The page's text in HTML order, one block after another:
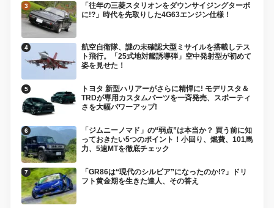
「往年の三菱スタリオンをダウンサイジングターボ
に!?」時代を先取りした4G63エンジン仕様！
航空自衛隊、謎の未確認大型ミサイルを搭載しテス
ト飛行。「25式地対艦誘導弾」空中発射型が初めて
姿を見せた！
トヨタ 新型ハリアーがさらに精悍に! モデリスタ＆
TRDが専用カスタムパーツを一斉発売、スポーティ
さを大幅パワーアップ!
「ジムニーノマド」の“弱点”は本当か？ 買う前に知
っておきたい5つのポイント！小回り、燃費、101馬
力、5速MTを徹底チェック
「GR86は“現代のシルビア”になったのか!?」ドリ
フト黄金期を生きた達人、その答え